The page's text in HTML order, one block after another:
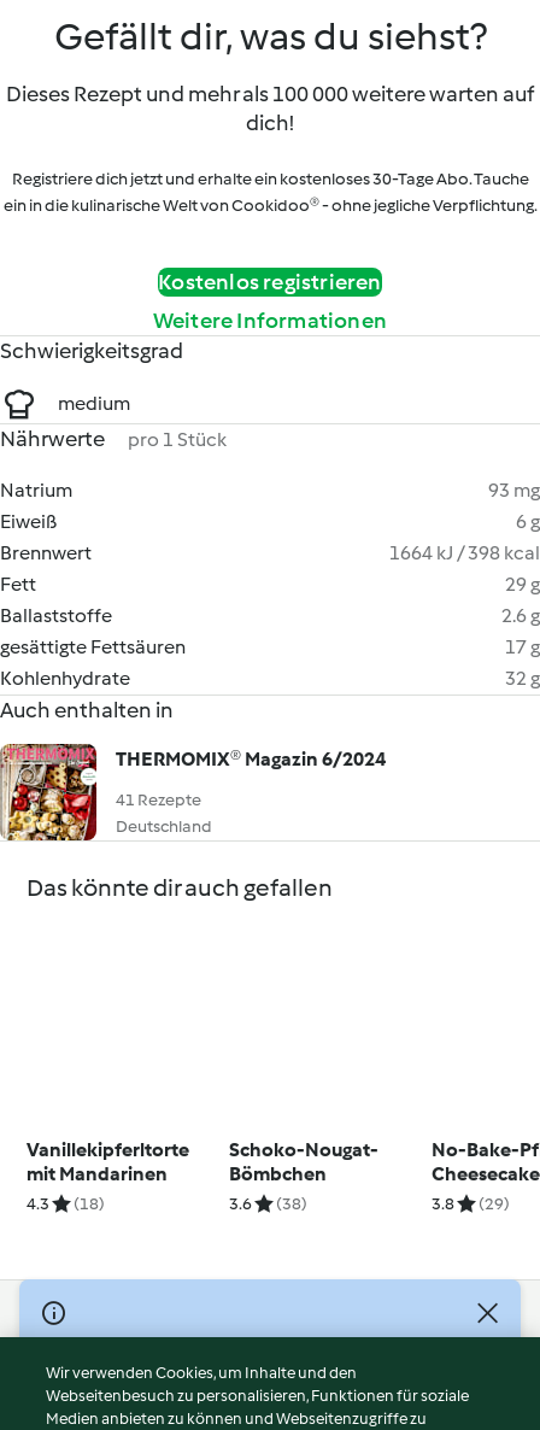
Gefällt dir, was du siehst?
Dieses Rezept und mehr als 100 000 weitere warten auf
dich!
Registriere dich jetzt und erhalte ein kostenloses 30-Tage Abo. Tauche
ein in die kulinarische Welt von Cookidoo® - ohne jegliche Verpflichtung.
Kostenlos registrieren
Weitere Informationen
Schwierigkeitsgrad
medium
Nährwerte pro 1 Stück
Natrium
93 mg
Eiweiß
6 g
Brennwert
1664 kJ / 398 kcal
Fett
29 g
Ballaststoffe
2.6 g
gesättigte Fettsäuren
17 g
Kohlenhydrate
32 g
Auch enthalten in
THERMOMIX® Magazin 6/2024
41 Rezepte
Deutschland
Das könnte dir auch gefallen
Vanillekipferltorte
mit Mandarinen
4.3 (18)
Schoko-Nougat-
Bömbchen
3.6 (38)
No-Bake-
Cheesecake
3.8 (29)
© Copyright 2026
Nutzungsbedingungen
Datenschutzrichtlinien
Wir verwenden Cookies, um Inhalte und den
Webseitenbesuch zu personalisieren, Funktionen für soziale
Medien anbieten zu können und Webseitenzugriffe zu